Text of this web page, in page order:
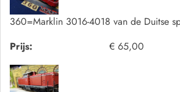
360=Marklin 3016-4018 van de Duitse
Prijs:
€ 65,00